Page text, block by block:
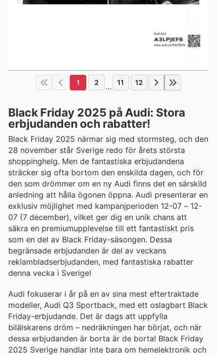
1 2 ... 11 12
Black Friday 2025 på Audi: Stora
erbjudanden och rabatter!
Black Friday 2025 närmar sig med stormsteg, och den
28 november står Sverige redo för årets största
shoppinghelg. Men de fantastiska erbjudandena
sträcker sig ofta bortom den enskilda dagen, och för
den som drömmer om en ny Audi finns det en särskild
anledning att hålla ögonen öppna. Audi presenterar en
exklusiv möjlighet med kampanjperioden 12-07 – 12-
07 (7 december), vilket ger dig en unik chans att
säkra en premiumupplevelse till ett fantastiskt pris
som en del av Black Friday-säsongen. Dessa
begränsade erbjudanden är del av veckans
reklambladserbjudanden, med fantastiska rabatter
denna vecka i Sverige!
Audi fokuserar i år på en av sina mest eftertraktade
modeller, Audi Q3 Sportback, med ett oslagbart Black
Friday-erbjudande. Det är dags att uppfylla
bilälskarens dröm – nedräkningen har börjat, och när
dessa erbjudanden är borta är de borta! Black Friday
2025 Sverige handlar inte bara om hemelektronik och